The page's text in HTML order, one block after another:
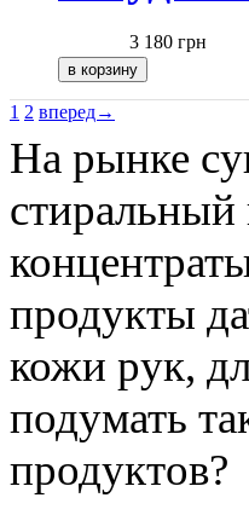
3 180 грн
1 2 вперед→
На рынке
продукты
кожи рук,
подумать
продуктов?